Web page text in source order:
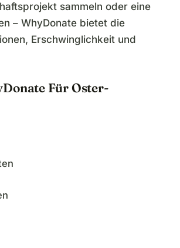
sammeln oder eine
– WhyDonate bietet die
Erschwinglichkeit und
Für Oster-